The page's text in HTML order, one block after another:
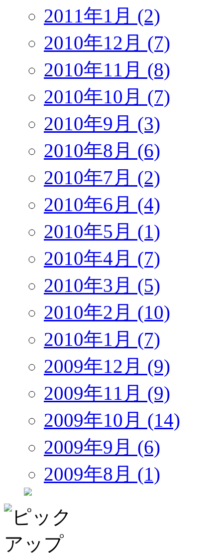
2011年1月 (2)
2010年12月 (7)
2010年11月 (8)
2010年10月 (7)
2010年9月 (3)
2010年8月 (6)
2010年7月 (2)
2010年6月 (4)
2010年5月 (1)
2010年4月 (7)
2010年3月 (5)
2010年2月 (10)
2010年1月 (7)
2009年12月 (9)
2009年11月 (9)
2009年10月 (14)
2009年9月 (6)
2009年8月 (1)